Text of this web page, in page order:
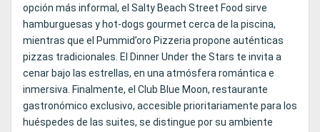
opción más informal, el Salty Beach Street Food sirve
hamburguesas y hot-dogs gourmet cerca de la piscina,
mientras que el Pummid’oro Pizzeria propone auténticas
pizzas tradicionales. El Dinner Under the Stars te invita a
cenar bajo las estrellas, en una atmósfera romántica e
inmersiva. Finalmente, el Club Blue Moon, restaurante
gastronómico exclusivo, accesible prioritariamente para los
huéspedes de las suites, se distingue por su ambiente